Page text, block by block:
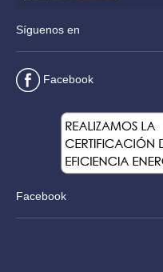
Síguenos en
Facebook
Facebook